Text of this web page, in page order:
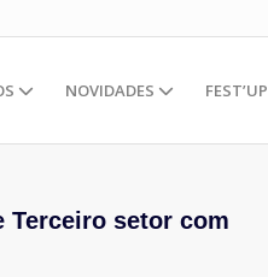
NOVIDADES FEST’UP
Terceiro setor com